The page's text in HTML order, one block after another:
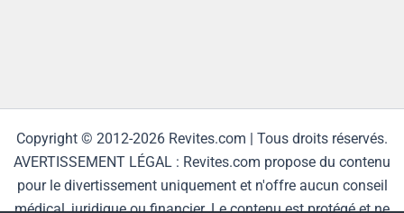
Copyright © 2012-2026 Revites.com | Tous droits réservés.
AVERTISSEMENT LÉGAL : Revites.com propose du contenu
pour le divertissement uniquement et n'offre aucun conseil
médical, juridique ou financier. Le contenu est protégé et ne